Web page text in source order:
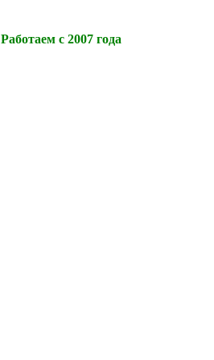
Работаем с 2007 года